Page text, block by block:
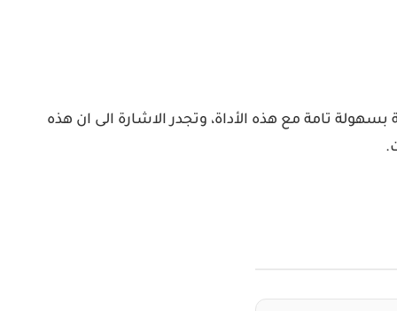
تامة مع هذه الأداة، وتجدر الاشارة الى ان هذه